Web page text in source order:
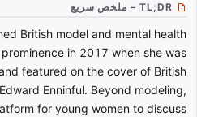
TL;DR – ملخص سريع
British model and mental health
in 2017 when she was
featured on the cover of British
Enninful. Beyond modeling,
for young women to discuss